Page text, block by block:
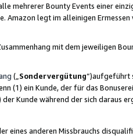
mehrerer Bounty Events einer
legt im alleinigen
mit dem jeweiligen
(„ Sondervergütung“)aufgeführt
(1) ein Kunde, der für das
Kunde während der sich daraus
eines anderen Missbrauchs